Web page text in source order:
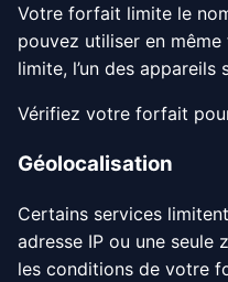
Votre forfait limite le
pouvez utiliser en
limite, l’un des appareils
Vérifiez votre forfait
Géolocalisation
Certains services
adresse IP ou une seule
les conditions de votre